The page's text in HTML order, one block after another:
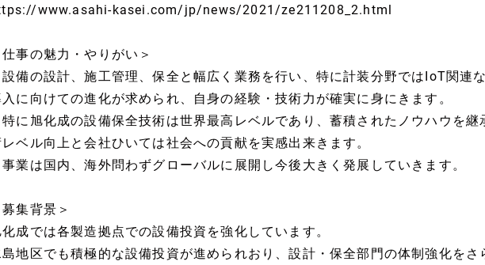
www.asahi-kasei.com/jp/news/2021/ze211208_2.html
事の魅力・やりがい＞
備の設計、施工管理、保全と幅広く業務を行い、特に計装分野ではIoT関連
に向けての進化が求められ、自身の経験・技術力が確実に身にきます。
に旭化成の設備保全技術は世界最高レベルであり、蓄積されたノウハウを継
ベル向上と会社ひいては社会への貢献を実感出来きます。
業は国内、海外問わずグローバルに展開し今後大きく発展していきます。
集背景＞
成では各製造拠点での設備投資を強化しています。
地区でも積極的な設備投資が進められおり、設計・保全部門の体制強化をさ